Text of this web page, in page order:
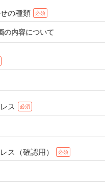
の種類
の内容について
ス
ス（確認用）アプリで開く